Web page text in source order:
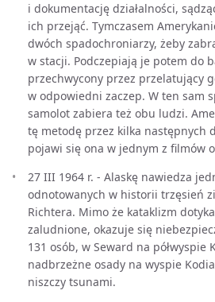
i dokumentację działalności,
ich przejąć. Tymczasem
dwóch spadochroniarzy, żeby
w stacji. Podczepiają je potem do
przechwycony przez przelatujący
w odpowiedni zaczep. W ten sam
samolot zabiera też obu ludzi.
tę metodę przez kilka następnych
pojawi się ona w jednym z filmów
27 III 1964 r. - Alaskę nawiedza
odnotowanych w historii trzęsień
Richtera. Mimo że kataklizm
zaludnione, okazuje się
131 osób, w Seward na półwyspie
nadbrzeżne osady na wyspie
niszczy tsunami.